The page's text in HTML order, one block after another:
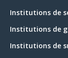
Institutions de
Institutions de
Institutions de